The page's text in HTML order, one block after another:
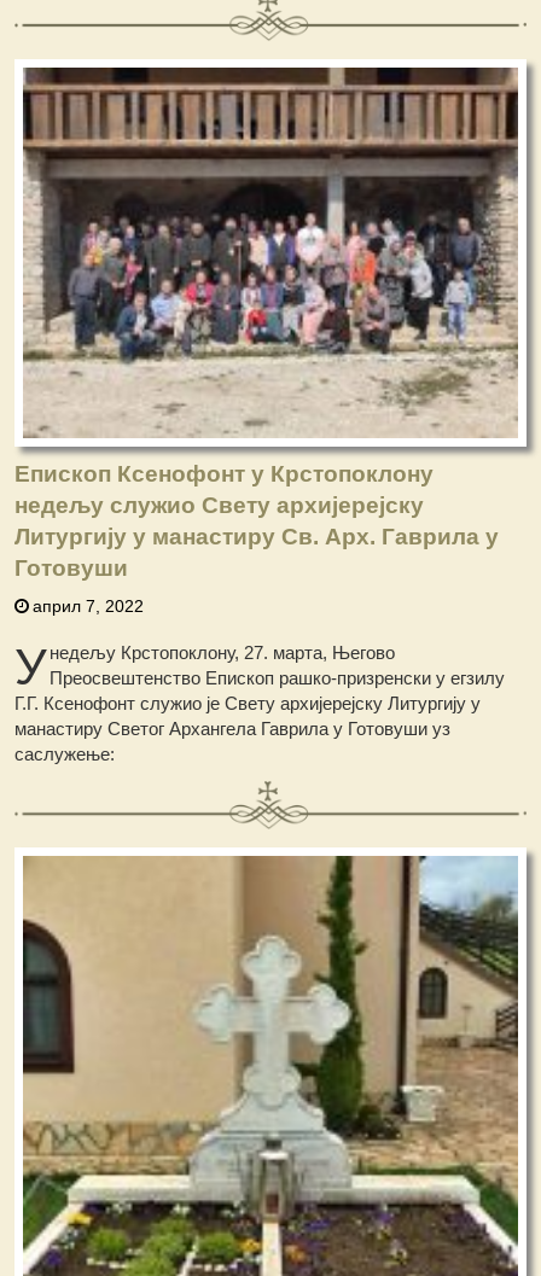
Епископ Ксенофонт у Крстопоклону
недељу служио Свету архијерејску
Литургију у манастиру Св. Арх. Гаврила у
Готовуши
април 7, 2022
Унедељу Крстопоклону, 27. марта, Његово
Преосвештенство Епископ рашко-призренски у егзилу
Г.Г. Ксенофонт служио је Свету архијерејску Литургију у
манастиру Светог Архангела Гаврила у Готовуши уз
саслужење: